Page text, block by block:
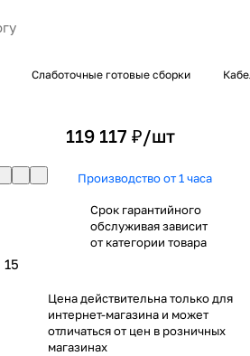
Слаботочные готовые сборки
15
119 117 ₽/шт
Производство от 1 часа
Срок гарантийного
обслуживая зависит
от категории товара
Цена действительна только для
интернет-магазина и может
отличаться от цен в розничных
магазинах